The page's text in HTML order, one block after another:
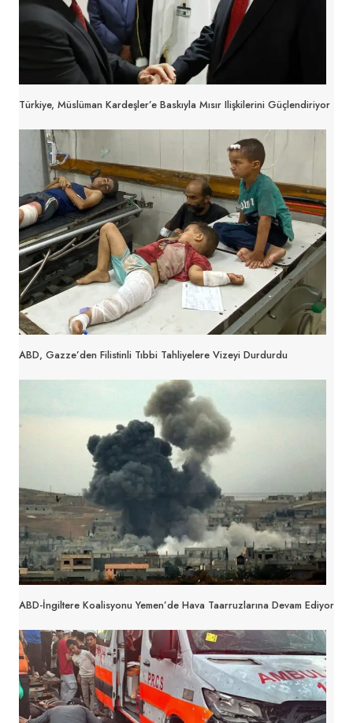
Türkiye, Müslüman Kardeşler’e Baskıyla Mısır Ilişkilerini Güçlendiriyor
ABD, Gazze’den Filistinli Tıbbi Tahliyelere Vizeyi Durdurdu
ABD-İngiltere Koalisyonu Yemen’de Hava Taarruzlarına Devam Ediyor